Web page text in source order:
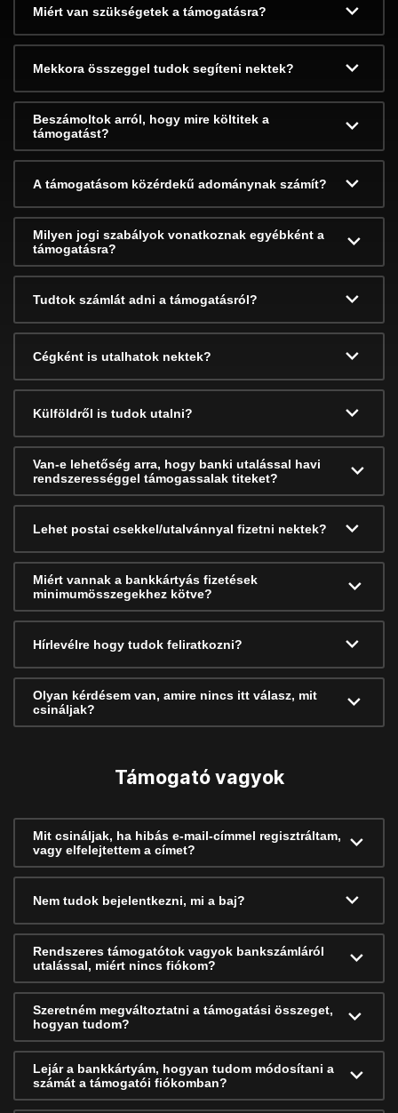
Miért van szükségetek a támogatásra?
Mekkora összeggel tudok segíteni nektek?
Beszámoltok arról, hogy mire költitek a
támogatást?
A támogatásom közérdekű adománynak számít?
Milyen jogi szabályok vonatkoznak egyébként a
támogatásra?
Tudtok számlát adni a támogatásról?
Cégként is utalhatok nektek?
Külföldről is tudok utalni?
Van-e lehetőség arra, hogy banki utalással havi
rendszerességgel támogassalak titeket?
Lehet postai csekkel/utalvánnyal fizetni nektek?
Miért vannak a bankkártyás fizetések
minimumösszegekhez kötve?
Hírlevélre hogy tudok feliratkozni?
Olyan kérdésem van, amire nincs itt válasz, mit
csináljak?
Támogató vagyok
Mit csináljak, ha hibás e-mail-címmel regisztráltam,
vagy elfelejtettem a címet?
Nem tudok bejelentkezni, mi a baj?
Rendszeres támogatótok vagyok bankszámláról
utalással, miért nincs fiókom?
Szeretném megváltoztatni a támogatási összeget,
hogyan tudom?
Lejár a bankkártyám, hogyan tudom módosítani a
számát a támogatói fiókomban?